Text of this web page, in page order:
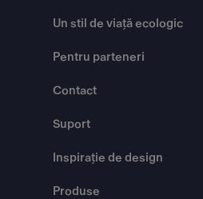
Un stil de viață ecologic
Pentru parteneri
Contact
Suport
Inspirație de design
Produse